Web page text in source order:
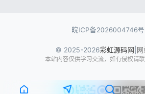
皖ICP备2026004746号
© 2025-2026彩虹源码网
本站内容仅供学习交流，如有侵权请